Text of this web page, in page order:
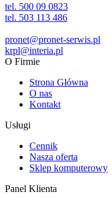
tel. 500 09 0823
tel. 503 113 486
pronet@pronet-serwis.pl
krpl@interia.pl
O Firmie
Strona Główna
O nas
Kontakt
Usługi
Cennik
Nasza oferta
Sklep komputerowy
Panel Klienta